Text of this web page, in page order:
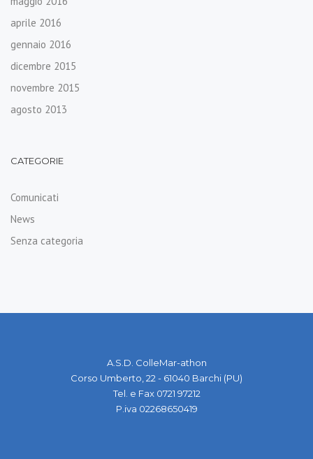
aprile 2016
gennaio 2016
dicembre 2015
novembre 2015
agosto 2013
CATEGORIE
Comunicati
News
Senza categoria
A.S.D. ColleMar-athon
Corso Umberto, 22 - 61040 Barchi (PU)
Tel. e Fax 0721 97212
P.iva 02268650419